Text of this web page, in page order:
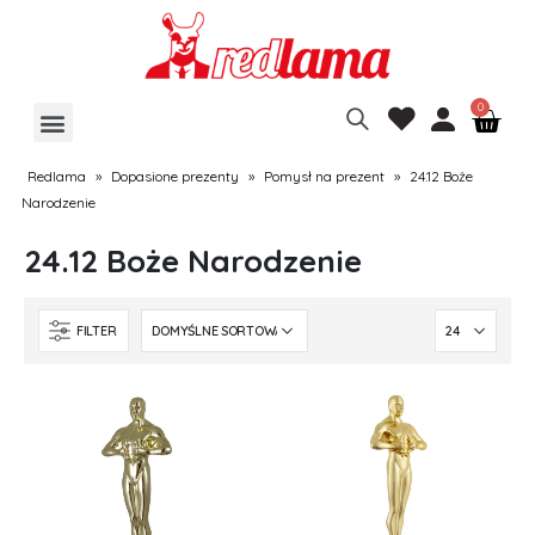
Redlama » Dopasione prezenty » Pomysł na prezent » 24.12 Boże
Narodzenie
24.12 Boże Narodzenie
FILTER